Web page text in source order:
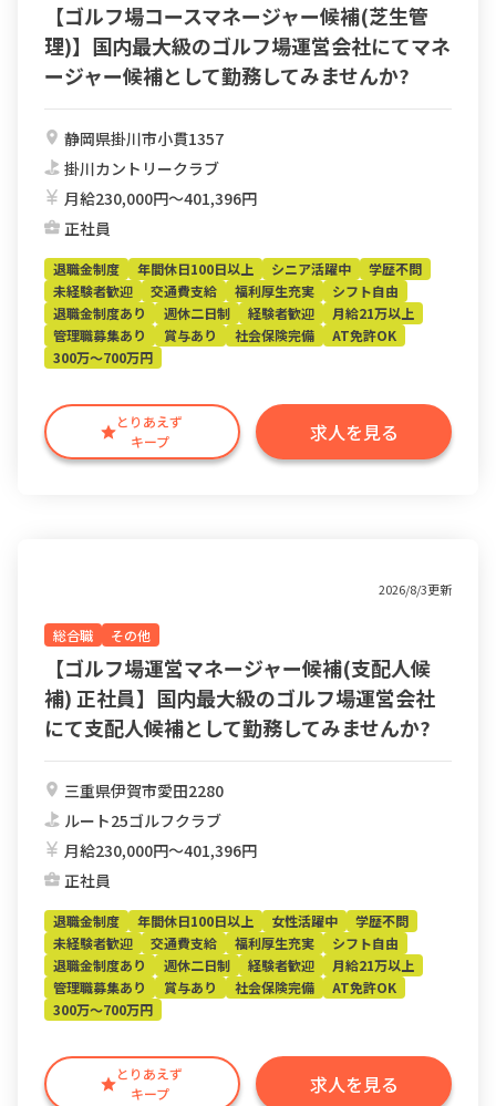
【ゴルフ場コースマネージャー候補(芝生管
理)】国内最大級のゴルフ場運営会社にてマネ
ージャー候補として勤務してみませんか?
静岡県掛川市小貫1357
掛川カントリークラブ
月給230,000円〜401,396円
正社員
とりあえず
キープ
求人を見る
退職金制度 年間休日100日以上 シニア活躍中
学歴不問
未経験者歓迎
交通費支給 福利厚生充実
シフト自由
退職金制度あり
週休二日制 経験者歓迎
月給21万以上
管理職募集あり
賞与あり 社会保険完備
AT免許OK
300万～700万円
2026/8/3更新
総合職 その他
【ゴルフ場運営マネージャー候補(支配人候
補) 正社員】国内最大級のゴルフ場運営会社
にて支配人候補として勤務してみませんか?
三重県伊賀市愛田2280
ルート25ゴルフクラブ
月給230,000円〜401,396円
正社員
とりあえず
キープ
求人を見る
退職金制度 年間休日100日以上 女性活躍中
学歴不問
未経験者歓迎
交通費支給 福利厚生充実
シフト自由
退職金制度あり
週休二日制 経験者歓迎
月給21万以上
管理職募集あり
賞与あり 社会保険完備
AT免許OK
300万～700万円